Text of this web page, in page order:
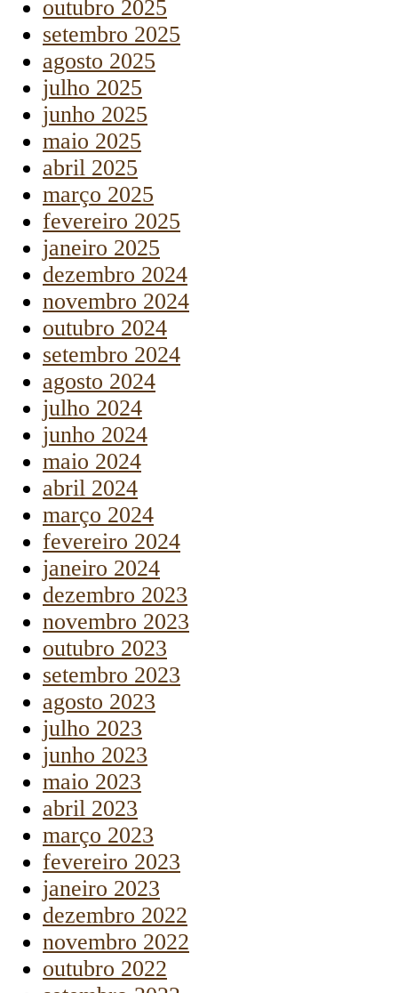
outubro 2025
setembro 2025
agosto 2025
julho 2025
junho 2025
maio 2025
abril 2025
março 2025
fevereiro 2025
janeiro 2025
dezembro 2024
novembro 2024
outubro 2024
setembro 2024
agosto 2024
julho 2024
junho 2024
maio 2024
abril 2024
março 2024
fevereiro 2024
janeiro 2024
dezembro 2023
novembro 2023
outubro 2023
setembro 2023
agosto 2023
julho 2023
junho 2023
maio 2023
abril 2023
março 2023
fevereiro 2023
janeiro 2023
dezembro 2022
novembro 2022
outubro 2022